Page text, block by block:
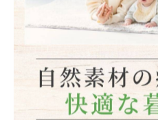
#リフォーム
カテゴリ